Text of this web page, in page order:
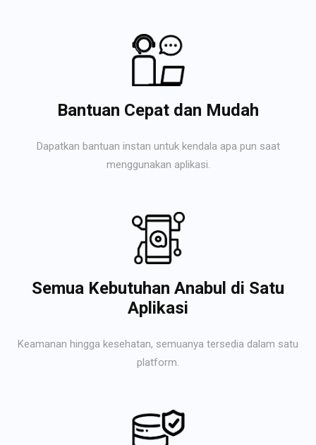
Bantuan Cepat dan Mudah
Dapatkan bantuan instan untuk kendala apa pun saat
menggunakan aplikasi.
Semua Kebutuhan Anabul di Satu
Aplikasi
Keamanan hingga kesehatan, semuanya tersedia dalam satu
platform.